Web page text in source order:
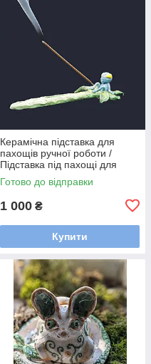
Керамічна підставка для
пахощів ручної роботи /
Підставка під пахощі для
аромапаличок
Готово до відправки
1 000 ₴
Купити